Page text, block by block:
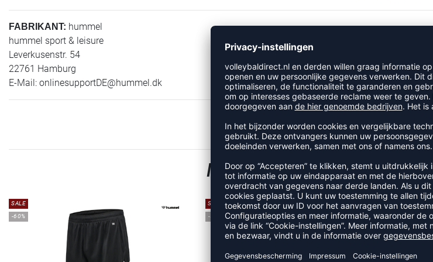
FABRIKANT: hummel
hummel sport & leisure
Leverkusenstr. 54
22761 Hamburg
E-Mail: onlinesupportDE@hummel.dk
RECENT
MEER UIT DE CATEGORIE
SALE
-60%
SALE
-55%
SALE
-60%